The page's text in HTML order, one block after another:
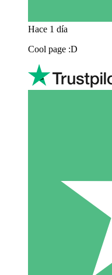
Hace 1 día
Cool page :D